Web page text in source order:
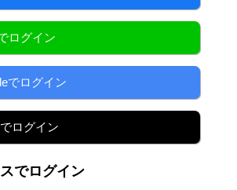
ログイン
でログイン
ログイン
でログイン